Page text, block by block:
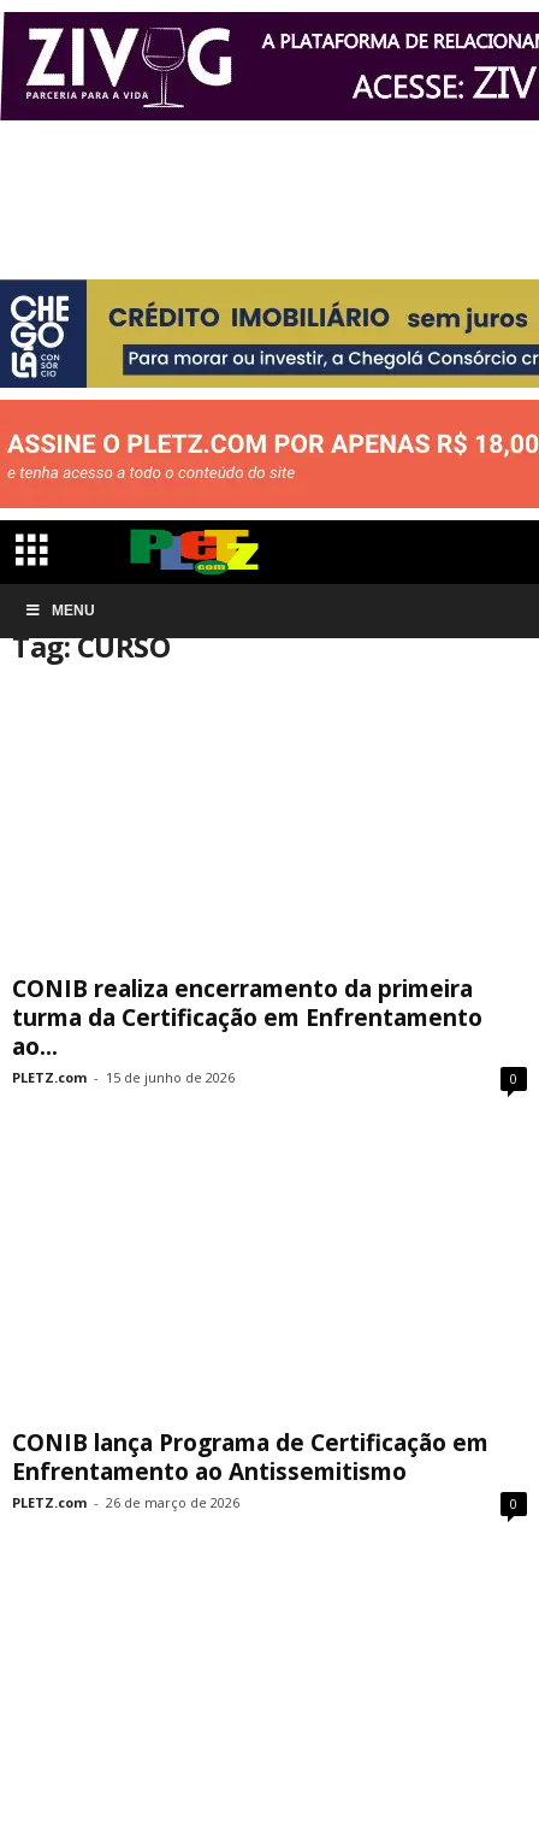
MENU
Início Tags
Tag: CURSO
CONIB realiza encerramento da primeira
turma da Certificação em Enfrentamento
ao...
PLETZ.com - 15 de junho de 2026 0
CONIB lança Programa de Certificação em
Enfrentamento ao Antissemitismo
PLETZ.com - 26 de março de 2026 0